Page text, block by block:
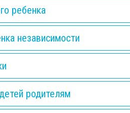
ребенка
независимости
родителям